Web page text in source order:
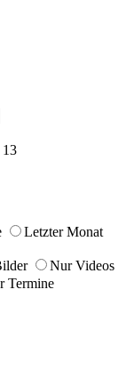
13
Letzter Monat
Nur Videos
Termine